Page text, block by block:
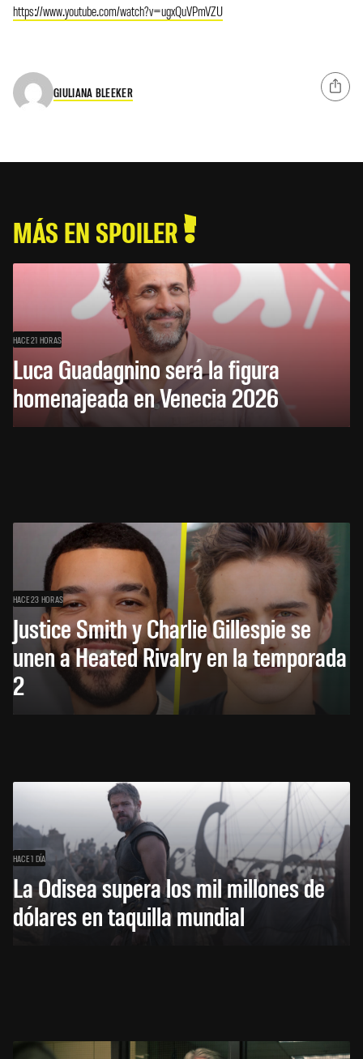
https://www.youtube.com/watch?v=ugxQuVPmVZU
GIULIANA BLEEKER
MÁS EN SPOILER
HACE 21 HORAS
Luca Guadagnino será la figura
homenajeada en Venecia 2026
HACE 23 HORAS
Justice Smith y Charlie Gillespie se
unen a Heated Rivalry en la temporada
2
HACE 1 DÍA
La Odisea supera los mil millones de
dólares en taquilla mundial